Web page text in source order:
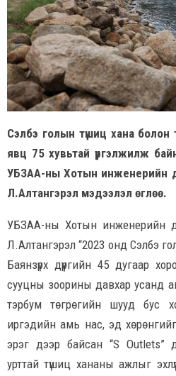
Сэлбэ голын түшиц хана
явц 75 хувьтай үргэлжилж
УБЗАА-ны Хотын инженерийн
Л.Алтангэрэл мэдээлэл өглөө.
УБЗАА-ны Хотын инженерийн
Л.Алтангэрэл “2023 онд Сэлбэ гол
Баянзүрх дүүргийн 45 дугаар
сууцны зоорины давхар усанд
тэрбум төгрөгийн шууд бус
иргэдийн амь нас, эд
эрэг дээр байсан “S Outlets”
урттай түшиц хананы ажлыг